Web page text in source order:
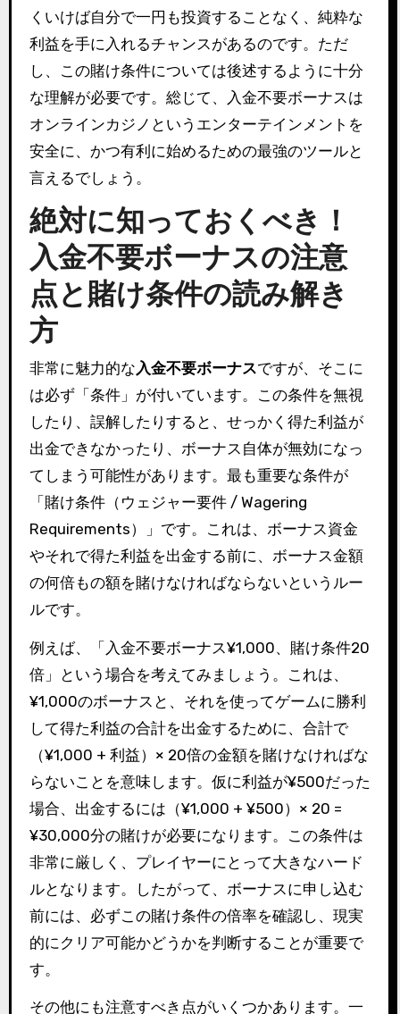
くいけば自分で一円も投資することなく、純粋な
利益を手に入れるチャンスがあるのです。ただ
し、この賭け条件については後述するように十分
な理解が必要です。総じて、入金不要ボーナスは
オンラインカジノというエンターテインメントを
安全に、かつ有利に始めるための最強のツールと
言えるでしょう。
絶対に知っておくべき！
入金不要ボーナスの注意
点と賭け条件の読み解き
方
非常に魅力的な 入金不要ボーナスですが、そこに
は必ず「条件」が付いています。この条件を無視
したり、誤解したりすると、せっかく得た利益が
出金できなかったり、ボーナス自体が無効になっ
てしまう可能性があります。最も重要な条件が
「賭け条件（ウェジャー要件 / Wagering
Requirements）」です。これは、ボーナス資金
やそれで得た利益を出金する前に、ボーナス金額
の何倍もの額を賭けなければならないというルー
ルです。
例えば、「入金不要ボーナス¥1,000、賭け条件20
倍」という場合を考えてみましょう。これは、
¥1,000のボーナスと、それを使ってゲームに勝利
して得た利益の合計を出金するために、合計で
（¥1,000 + 利益）× 20倍の金額を賭けなければな
らないことを意味します。仮に利益が¥500だった
場合、出金するには（¥1,000 + ¥500）× 20 =
¥30,000分の賭けが必要になります。この条件は
非常に厳しく、プレイヤーにとって大きなハード
ルとなります。したがって、ボーナスに申し込む
前には、必ずこの賭け条件の倍率を確認し、現実
的にクリア可能かどうかを判断することが重要で
す。
その他にも注意すべき点がいくつかあります。一